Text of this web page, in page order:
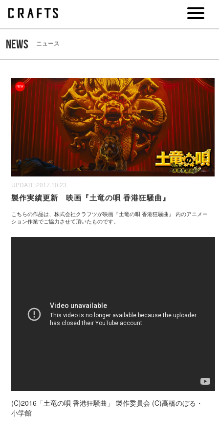
NEWS ニュース
NEW
UPDATE:2017.10.23
製作実績更新 映画『土竜の唄 香港狂騒曲』
こちらの作品は、株式会社クラフツが映画『土竜の唄 香港狂騒曲』 内のアニメー
ション作業でご協力させて頂いたものです。
(C)2016「土竜の唄 香港狂騒曲」 製作委員会 (C)高橋のぼる・
小学館